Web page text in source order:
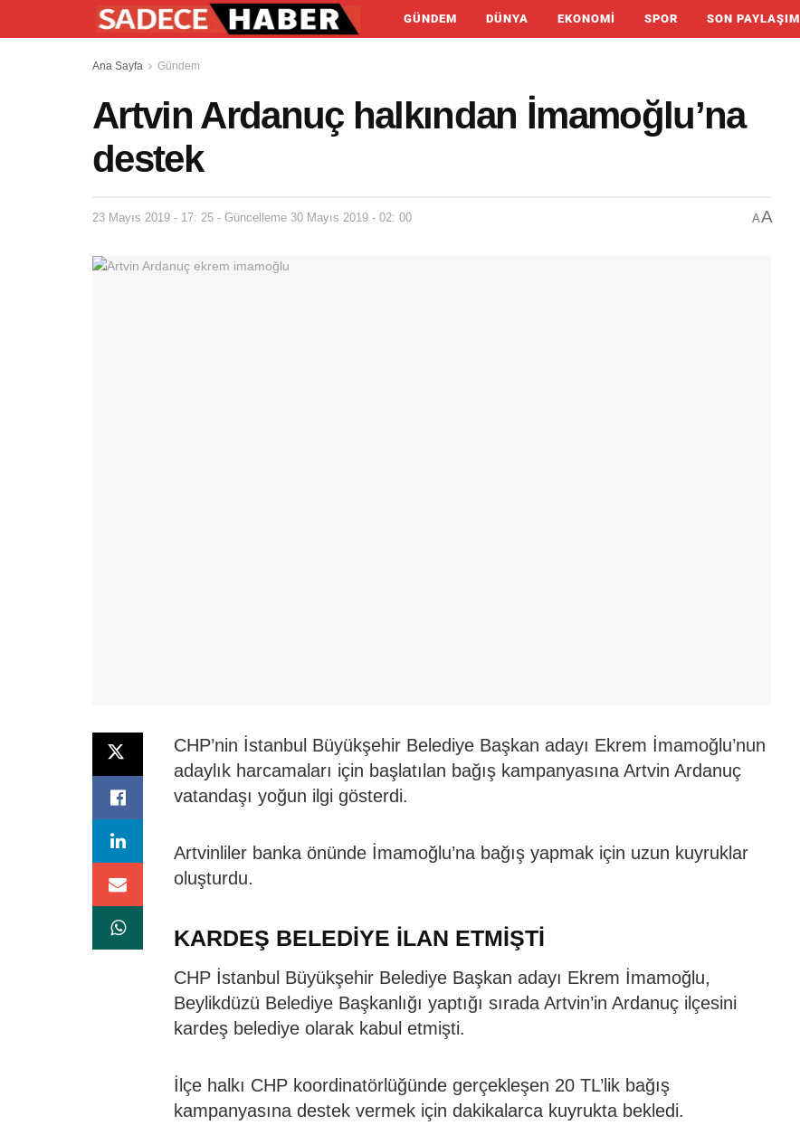
GÜNDEM DÜNYA EKONOMI SPOR SON PAYLAŞIM
Ana Sayfa Gündem
Artvin Ardanuç halkından İmamoğlu’na
destek
23 Mayıs 2019 - 17: 25 - Güncelleme 30 Mayıs 2019 - 02: 00 AA
CHP’nin İstanbul Büyükşehir Belediye Başkan adayı Ekrem İmamoğlu’nun
adaylık harcamaları için başlatılan bağış kampanyasına Artvin Ardanuç
vatandaşı yoğun ilgi gösterdi.
Artvinliler banka önünde İmamoğlu’na bağış yapmak için uzun kuyruklar
oluşturdu.
KARDEŞ BELEDİYE İLAN ETMİŞTİ
CHP İstanbul Büyükşehir Belediye Başkan adayı Ekrem İmamoğlu,
Beylikdüzü Belediye Başkanlığı yaptığı sırada Artvin’in Ardanuç ilçesini
kardeş belediye olarak kabul etmişti.
İlçe halkı CHP koordinatörlüğünde gerçekleşen 20 TL’lik bağış
kampanyasına destek vermek için dakikalarca kuyrukta bekledi.